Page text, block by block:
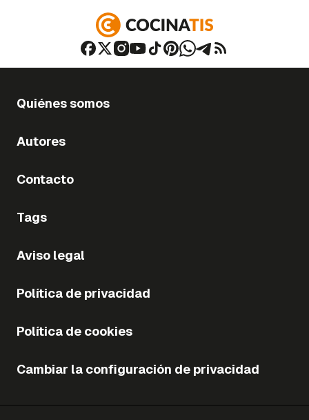
Quiénes somos
Autores
Contacto
Tags
Aviso legal
Política de privacidad
Política de cookies
Cambiar la configuración de privacidad